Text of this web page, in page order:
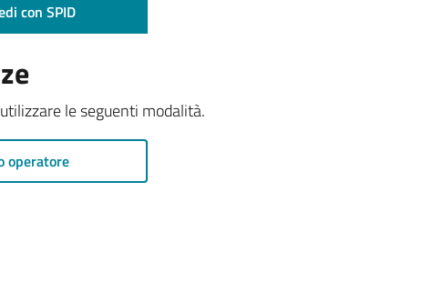
con SPID
le seguenti modalità.
operatore